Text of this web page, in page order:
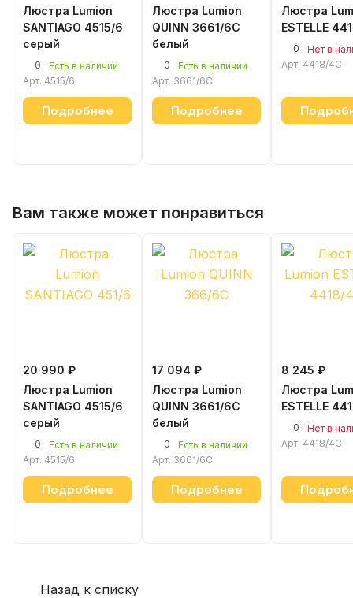
Люстра Lumion
SANTIAGO 4515/6
серый
0
Есть в наличии
Арт. 4515/6
Подробнее
Люстра Lumion
QUINN 3661/6C
белый
0
Есть в наличии
Арт. 3661/6C
Подробнее
Люстра
ESTELLE
0
Нет в
Арт. 4418/4C
Вам также может понравиться
20 990 ₽
Люстра Lumion
SANTIAGO 4515/6
серый
0
Есть в наличии
Арт. 4515/6
Подробнее
17 094 ₽
Люстра Lumion
QUINN 3661/6C
белый
0
Есть в наличии
Арт. 3661/6C
Подробнее
8 245 ₽
Люстра
ESTELLE
0
Нет в
Арт. 4418/4C
Назад к списку